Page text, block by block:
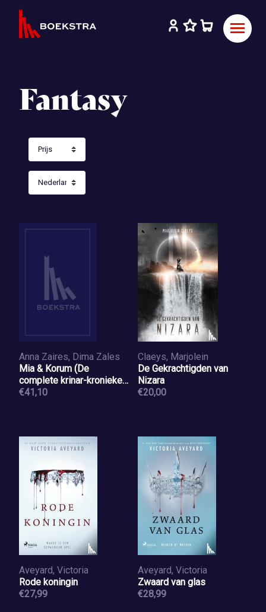
Fantasy
Anna Zaires, Dima Zales
Mia & Korum (De
complete krinar-kronieken
trilogie)
€41,10
Claeys, Marjolein
De Gekrachtigden van
Nizara
€20,00
Aveyard, Victoria
Rode koningin
€27,99
Aveyard, Victoria
Zwaard van glas
€28,99